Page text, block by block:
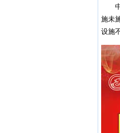
中
施未
设施